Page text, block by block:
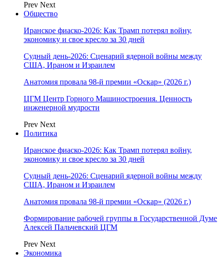
Prev Next
Общество
Иранское фиаско-2026: Как Трамп потерял войну,
экономику и свое кресло за 30 дней
Судный день-2026: Сценарий ядерной войны между
США, Ираном и Израилем
Анатомия провала 98-й премии «Оскар» (2026 г.)
ЦГМ Центр Горного Машиностроения. Ценность
инженерной мудрости
Prev Next
Политика
Иранское фиаско-2026: Как Трамп потерял войну,
экономику и свое кресло за 30 дней
Судный день-2026: Сценарий ядерной войны между
США, Ираном и Израилем
Анатомия провала 98-й премии «Оскар» (2026 г.)
Формирование рабочей группы в Государственной Думе
Алексей Пальчевский ЦГМ
Prev Next
Экономика